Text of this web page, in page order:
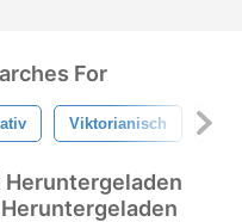
For
Viktorianisch
Heruntergeladen